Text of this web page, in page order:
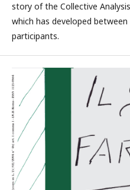
story of the Collective
which has developed
participants.